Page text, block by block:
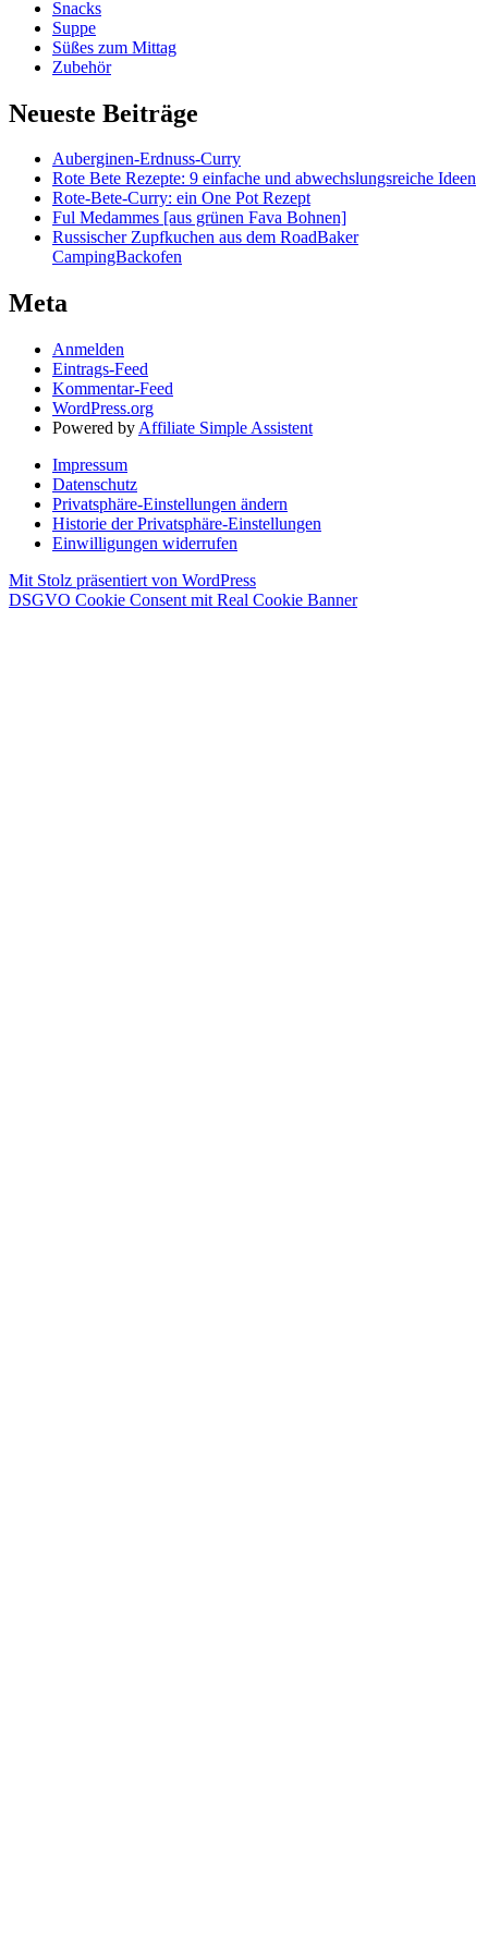
Snacks
Suppe
Süßes zum Mittag
Zubehör
Neueste Beiträge
Auberginen-Erdnuss-Curry
Rote Bete Rezepte: 9 einfache und abwechslungsreiche Ideen
Rote-Bete-Curry: ein One Pot Rezept
Ful Medammes [aus grünen Fava Bohnen]
Russischer Zupfkuchen aus dem RoadBaker
CampingBackofen
Meta
Anmelden
Eintrags-Feed
Kommentar-Feed
WordPress.org
Powered by Affiliate Simple Assistent
Impressum
Datenschutz
Privatsphäre-Einstellungen ändern
Historie der Privatsphäre-Einstellungen
Einwilligungen widerrufen
Mit Stolz präsentiert von WordPress
DSGVO Cookie Consent mit Real Cookie Banner